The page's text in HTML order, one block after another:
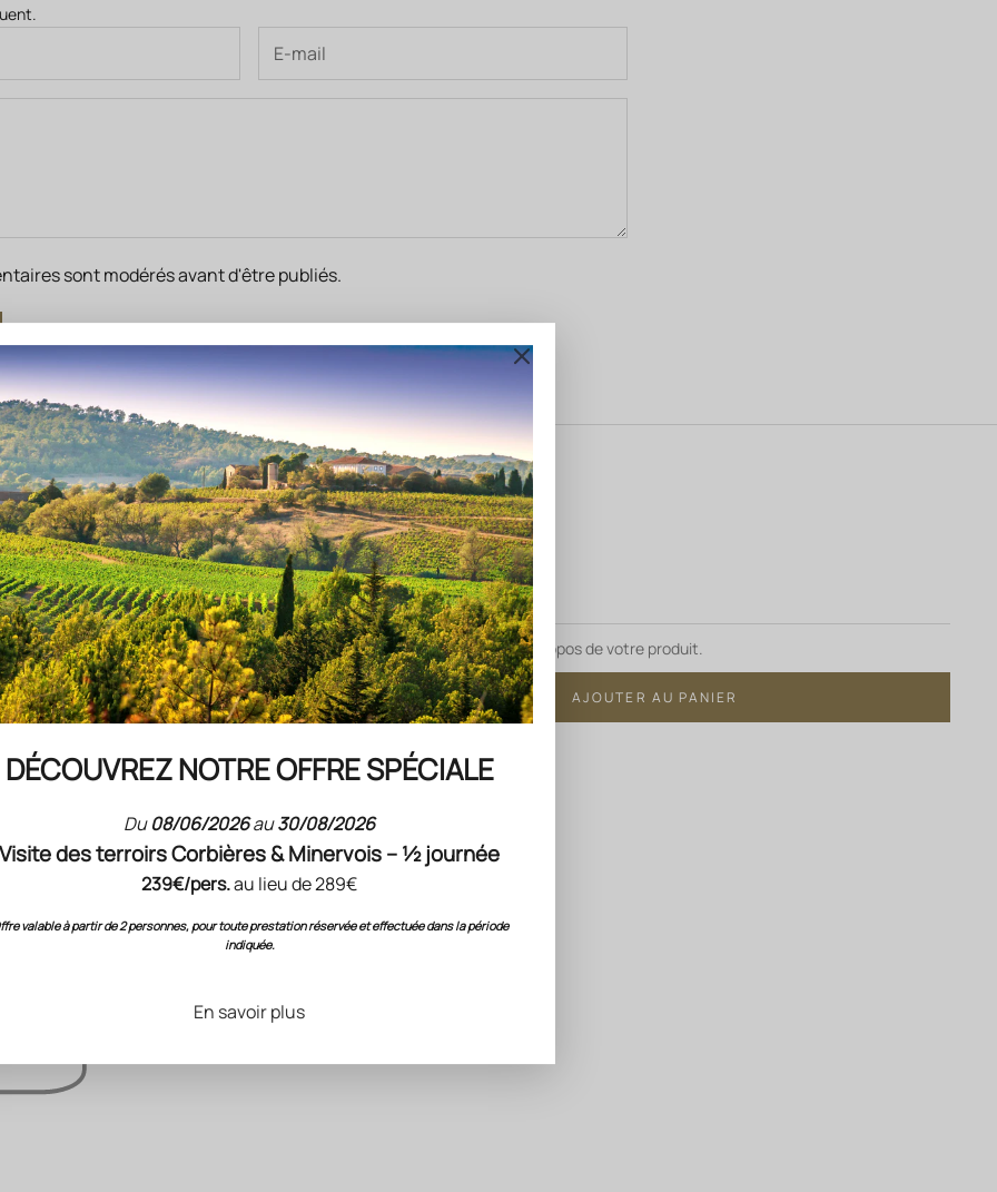
DÉCOUVREZ NOTRE OFFRE SPÉCIALE
Du08/06/2026au30/08/2026
Visite des terroirs Corbières & Minervois – ½ journée
239€/pers.au lieu de 289€
valable à partir de 2 personnes, pour toute prestation réservée et effectuée dans la période
indiquée.
En savoir plus
sont modérés avant d'être publiés.
Marque
Produit
(4.5)
Ecrivez quelque choes à propos de votre produit.
AJOUTER AU PANIER